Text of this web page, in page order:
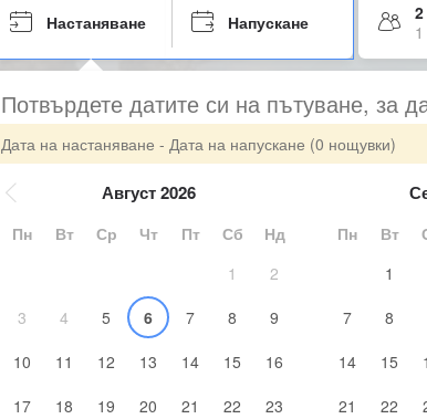
Настаняване Напускане
Потвърдете датите си на пътуване, за
Дата на настаняване - Дата на напускане (0 нощувки)
Август 2026
Пн Вт Ср Чт Пт Сб
Нд
1
2
3
4 5 6 7 8
9
10
11 12 13 14 15
16
17
18 19 20 21 22
23
Пн Вт
1
7
8
14
15
21
22